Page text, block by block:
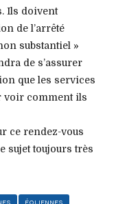
Ils doivent
de l’arrêté
substantiel »
de s’assurer
que les services
voir comment ils
ce rendez-vous
sujet toujours très
ÉOLIENNES